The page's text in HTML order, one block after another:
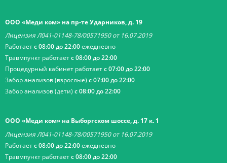
ООО «Меди ком» на пр-те Ударников, д. 19
Лицензия Л041-01148-78/00571950 от 16.07.2019
Работаетс 08:00 до 22:00ежедневно
Травмпункт работаетс 08:00 до 22:00
Процедурный кабинет работаетс 07:00 до 22:00
Забор анализов (взрослые) с 07:00 до 22:00
Забор анализов (дети) с 08:00 до 22:00
ООО «Меди ком» на Выборгском шоссе, д. 17 к. 1
Лицензия Л041-01148-78/00571950 от 16.07.2019
Работаетс 08:00 до 22:00ежедневно
Травмпункт работаетс 08:00 до 22:00